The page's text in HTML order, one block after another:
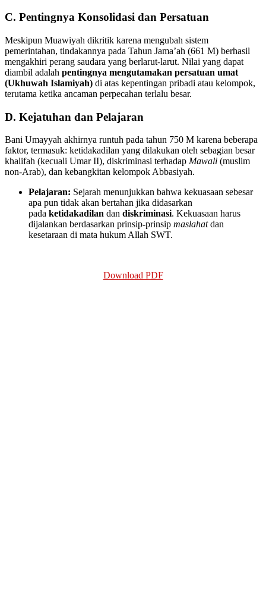
C. Pentingnya Konsolidasi dan Persatuan
Meskipun Muawiyah dikritik karena mengubah sistem
pemerintahan, tindakannya pada Tahun Jama’ah (661 M) berhasil
mengakhiri perang saudara yang berlarut-larut. Nilai yang dapat
diambil adalah pentingnya mengutamakan persatuan umat
(Ukhuwah Islamiyah) di atas kepentingan pribadi atau kelompok,
terutama ketika ancaman perpecahan terlalu besar.
D. Kejatuhan dan Pelajaran
Bani Umayyah akhirnya runtuh pada tahun 750 M karena beberapa
faktor, termasuk: ketidakadilan yang dilakukan oleh sebagian besar
khalifah (kecuali Umar II), diskriminasi terhadap Mawali (muslim
non-Arab), dan kebangkitan kelompok Abbasiyah.
Pelajaran: Sejarah menunjukkan bahwa kekuasaan sebesar
apa pun tidak akan bertahan jika didasarkan
pada ketidakadilan dan diskriminasi. Kekuasaan harus
dijalankan berdasarkan prinsip-prinsip maslahatdan
kesetaraan di mata hukum Allah SWT.
Download PDF